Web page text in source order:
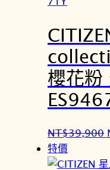
,
櫻花粉
NT$39,900
特價